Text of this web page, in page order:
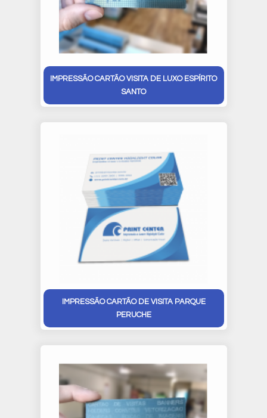
IMPRESSÃO CARTÃO VISITA DE LUXO ESPÍRITO
SANTO
IMPRESSÃO CARTÃO DE VISITA PARQUE
PERUCHE